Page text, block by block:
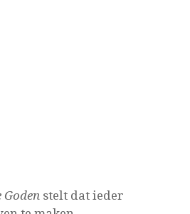
Goden stelt dat ieder